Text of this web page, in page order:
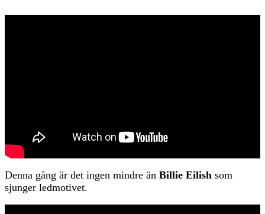
Denna gång är det ingen mindre än Billie Eilish som
sjunger ledmotivet.